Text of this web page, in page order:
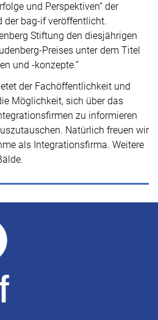
und Perspektiven“ der
der bag-if veröffentlicht.
Stiftung den diesjährigen
Preises unter dem Titel
und -konzepte.”
der Fachöffentlichkeit und
Möglichkeit, sich über das
zu informieren
Natürlich freuen wir
als Integrationsfirma. Weitere